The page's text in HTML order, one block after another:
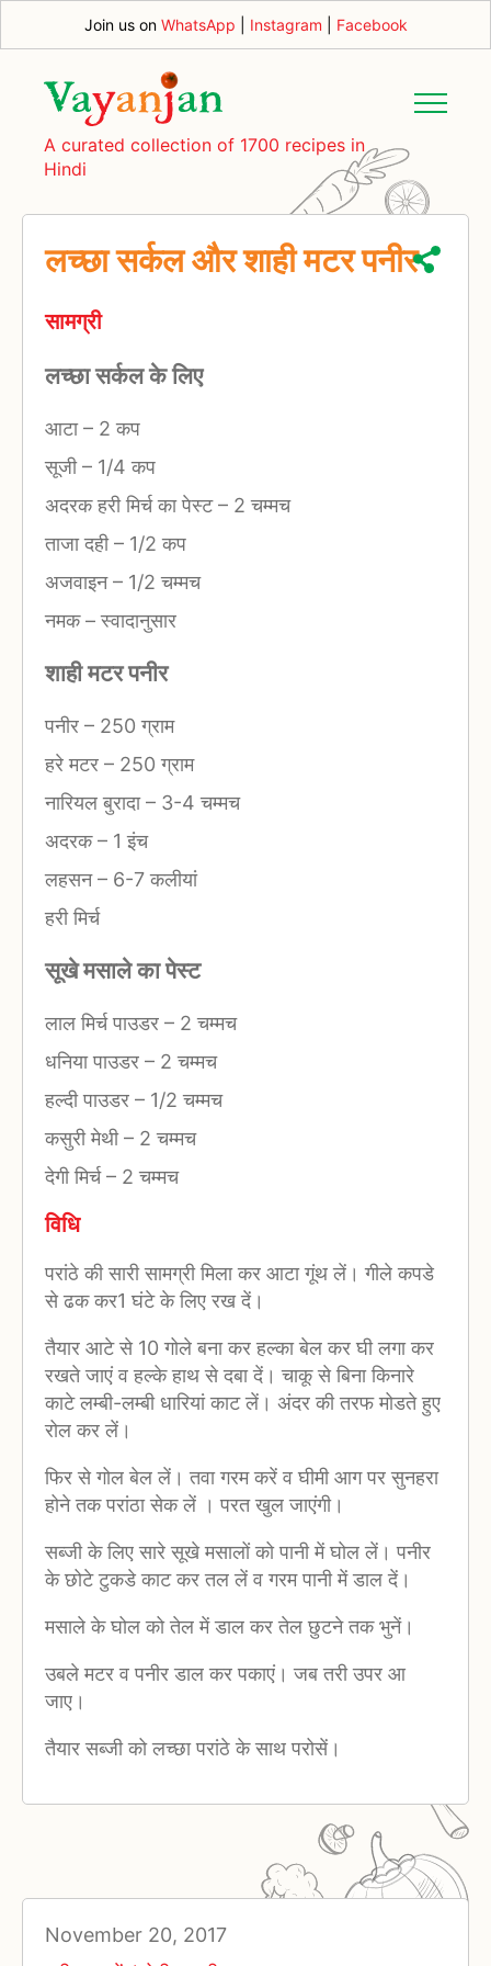
Join us on WhatsApp Instagram Facebook
A curated collection of 1700 recipes in
Hindi
लच्छा सर्कल और शाही मटर पनीर
सामग्री
लच्छा सर्कल के लिए
आटा– 2 कप
सूजी– 1/4 कप
अदरक हरी मिर्च का पेस्ट– 2 चम्मच
ताजा दही– 1/2 कप
अजवाइन– 1/2 चम्मच
नमक–स्वादानुसार
शाही मटर पनीर
पनीर – 250 ग्राम
हरे मटर – 250 ग्राम
नारियल बुरादा– 3-4 चम्मच
अदरक– 1 इंच
लहसन– 6-7 कलीयां
हरी मिर्च
सूखे मसाले का पेस्ट
लाल मिर्च पाउडर – 2 चम्मच
धनिया पाउडर – 2 चम्मच
हल्दी पाउडर – 1/2 चम्मच
कसुरी मेथी– 2 चम्मच
देगी मिर्च– 2 चम्मच
विधि
परांठे की सारी सामग्री मिला कर आटा गूंथ लें। गीले कपडे
से ढक कर1 घंटे के लिए रख दें।
तैयार आटे से 10 गोले बना कर हल्का बेल कर घी लगा कर
रखते जाएं व हल्के हाथ से दबा दें। चाकू से बिना किनारे
काटे लम्बी-लम्बी धारियां काट लें। अंदर की तरफ मोडते हुए
रोल कर लें।
फिर से गोल बेल लें। तवा गरम करें व घीमी आग पर सुनहरा
होने तक परांठा सेक लें । परत खुल जाएंगी।
सब्जी के लिए सारे सूखे मसालों को पानी में घोल लें। पनीर
के छोटे टुकडे काट कर तल लें व गरम पानी में डाल दें।
मसाले के घोल को तेल में डाल कर तेल छुटने तक भुनें।
उबले मटर व पनीर डाल कर पकाएं। जब तरी उपर आ
जाए।
तैयार सब्जी को लच्छा परांठे के साथ परोसें।
November 20, 2017